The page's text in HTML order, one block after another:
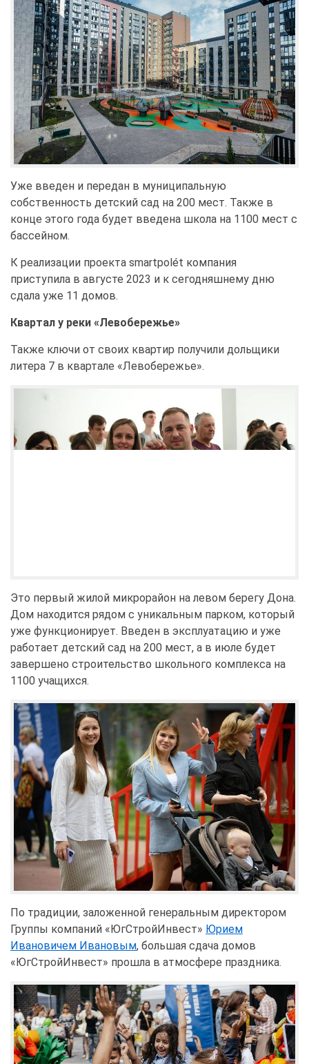
Уже введен и передан в муниципальную
собственность детский сад на 200 мест. Также в
конце этого года будет введена школа на 1100 мест с
бассейном.
К реализации проекта smartpolét компания
приступила в августе 2023 и к сегодняшнему дню
сдала уже 11 домов.
Квартал у реки «Левобережье»
Также ключи от своих квартир получили дольщики
литера 7 в квартале «Левобережье».
Это первый жилой микрорайон на левом берегу Дона.
Дом находится рядом с уникальным парком, который
уже функционирует. Введен в эксплуатацию и уже
работает детский сад на 200 мест, а в июле будет
завершено строительство школьного комплекса на
1100 учащихся.
По традиции, заложенной генеральным директором
Группы компаний «ЮгСтройИнвест» Юрием
Ивановичем Ивановым, большая сдача домов
«ЮгСтройИнвест» прошла в атмосфере праздника.